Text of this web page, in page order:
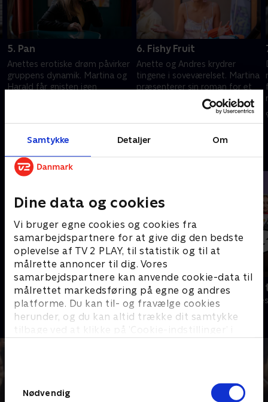
Samtykke Detaljer Om
Dine data og cookies
Vi bruger egne cookies og cookies fra
samarbejdspartnere for at give dig den bedste
oplevelse af TV 2 PLAY, til statistik og til at
målrette annoncer til dig. Vores
samarbejdspartnere kan anvende cookie-data til
målrettet markedsføring på egne og andres
platforme. Du kan til- og fravælge cookies
herunder, og du kan altid trække dit samtykke
tilbage ved at klikke på ’Cookie-indstillinger’ i
Nødvendig
5. Pan
Anettes erotiske drøm påvirker
gruppens dynamik. Martina og
Harald får gnisten igen
6. Fishy Fruit
Anette og Andres krydrer
tingene i soveværelset. Martina
præsenterer sin roman for et
Andre så også
Robssons (dansk tale)
Komedie • 1 sæsoner
Bert (dansk
Komedie • 1